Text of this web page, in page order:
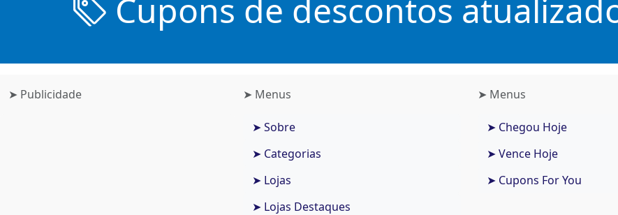
Cupons de descontos
➤ Publicidade ➤ Menus
➤ Sobre
➤ Categorias
➤ Lojas
➤ Lojas Destaques
➤ Menus
➤ Chegou Hoje
➤ Vence Hoje
➤ Cupons For You